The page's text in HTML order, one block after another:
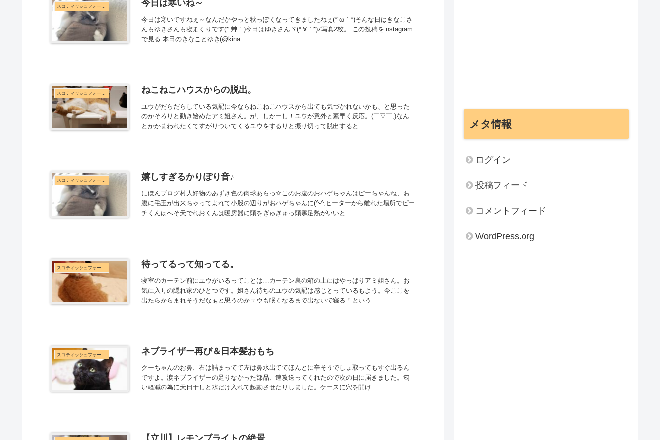
今日は寒いね～
今日は寒いですねぇ～なんだかやっと秋っぽくなってきましたねぇ(*´ω｀*)そんな日はきなこさ
んもゆきさんも寝まくりです(*´艸｀)今日はゆきさんヾ(*´∀｀*)ﾉ写真2枚。 この投稿をInstagram
で見る 本日のきなことゆき(@kina...
ねこねこハウスからの脱出。
ユウがだらだらしている気配に今ならねこねこハウスから出ても気づかれないかも、と思った
のかそろりと動き始めたアミ姐さん。が、しかーし！ユウが意外と素早く反応。(￣▽￣;)なん
とかかまわれたくてすがりついてくるユウをするりと振り切って脱出すると...
スコティッシュフォールド 嬉しすぎるかりぽり音♪
にほんブログ村大好物のあずき色の肉球あらっ☆このお腹のおハゲちゃんはピーちゃんね、お
腹に毛玉が出来ちゃってよれて小股の辺りがおハゲちゃんに(^-^;ヒーターから離れた場所でピー
チくんはへそ天でれおくんは暖房器に頭をぎゅぎゅっ頭寒足熱がいいと...
待ってるって知ってる。
寝室のカーテン前にユウがいるってことは…カーテン裏の箱の上にはやっぱりアミ姐さん。お
気に入りの隠れ家のひとつです。姐さん待ちのユウの気配は感じとっているもよう。今ここを
出たらからまれそうだなぁと思うのかユウも眠くなるまで出ないで寝る！という...
スコティッシュフォールド ネブライザー再び＆日本髪おもち
クーちゃんのお鼻、右は詰まってて左は鼻水出ててほんとに辛そうでしょ取ってもすぐ出るん
ですよ。涙ネブライザーの足りなかった部品、速攻送ってくれたので次の日に届きました。匂
い軽減の為に天日干しと水だけ入れて起動させたりしました。ケースに穴を開け...
メタ情報
ログイン
投稿フィード
コメントフィード
WordPress.org